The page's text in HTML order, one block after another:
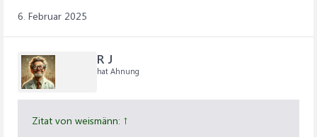
6. Februar 2025
R J
hat Ahnung
Zitat von weismänn: ↑